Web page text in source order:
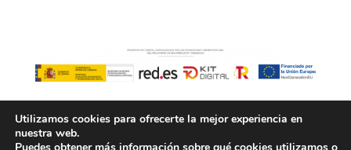
Financiado por la Unión Europea – NextGenerationEU
Utilizamos cookies para ofrecerte la mejor experiencia en
nuestra web.